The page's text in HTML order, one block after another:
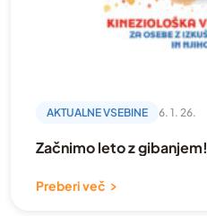
AKTUALNE VSEBINE 6. 1. 26.
Začnimo leto z gibanjem!
Preberi več